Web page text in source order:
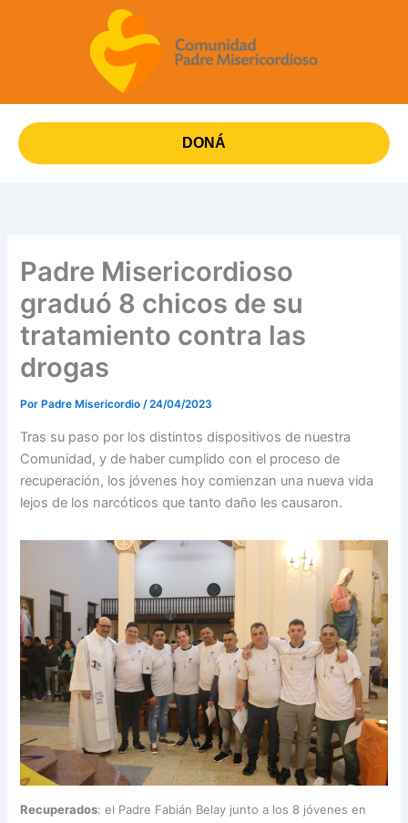
DONÁ
Padre Misericordioso
graduó 8 chicos de su
tratamiento contra las
drogas
Por Padre Misericordio/24/04/2023
Tras su paso por los distintos dispositivos de nuestra
Comunidad, y de haber cumplido con el proceso de
recuperación, los jóvenes hoy comienzan una nueva vida
lejos de los narcóticos que tanto daño les causaron.
Recuperados: el Padre Fabián Belay junto a los 8 jóvenes en